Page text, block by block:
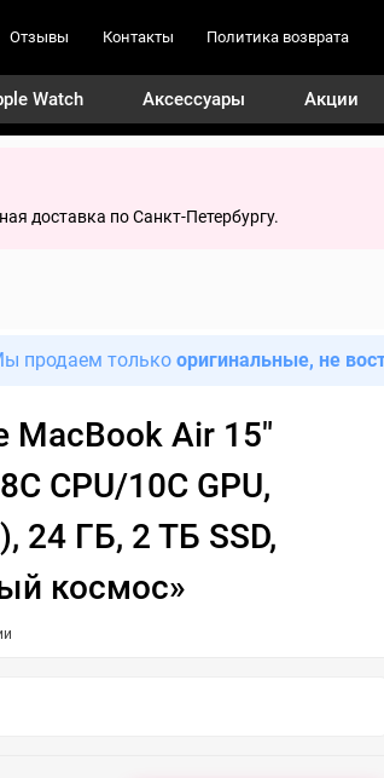
Отзывы Контакты Политика возврата
Watch Аксессуары Акции
доставка по Санкт-Петербургу.
продаем только оригинальные, не
MacBook Air 15"
CPU/10C GPU,
24 ГБ, 2 ТБ SSD,
космос»